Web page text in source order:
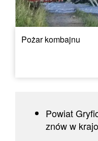
Pożar kombajnu
Powiat
znów w